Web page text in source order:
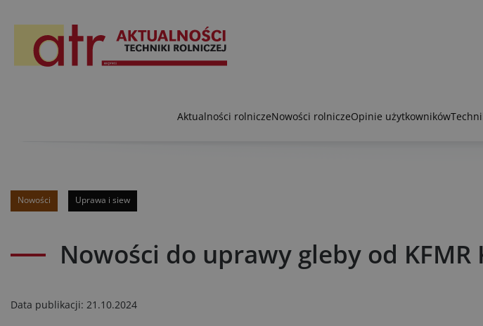
Aktualności rolniczeNowości rolniczeOpinie użytkowników
Nowości Uprawa i siew
Nowości do uprawy gleby od
Data publikacji: 21.10.2024